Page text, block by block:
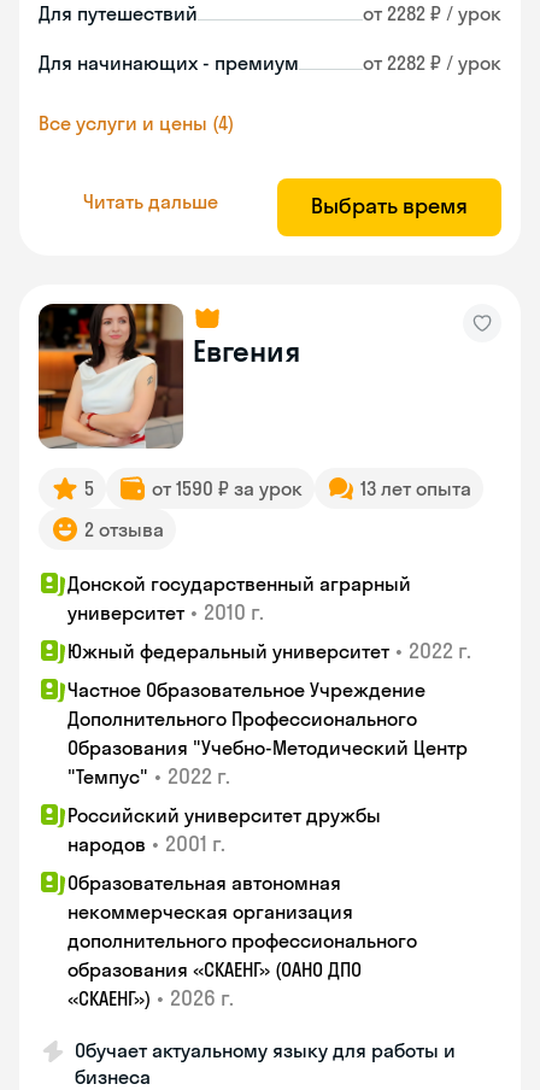
Для путешествий от 2282 ₽ / урок
Для начинающих - премиум от 2282 ₽ / урок
Все услуги и цены (4)
Читать дальше Выбрать время
Евгения
5 от 1590 ₽ за урок
13 лет опыта
2 отзыва
Донской государственный аграрный
университет • 2010 г.
Южный федеральный университет • 2022 г.
Частное Образовательное Учреждение
Дополнительного Профессионального
Образования "Учебно-Методический Центр
"Темпус" • 2022 г.
Российский университет дружбы
народов • 2001 г.
Образовательная автономная
некоммерческая организация
дополнительного профессионального
образования «СКАЕНГ» (ОАНО ДПО
«СКАЕНГ») • 2026 г.
Обучает актуальному языку для работы и
бизнеса